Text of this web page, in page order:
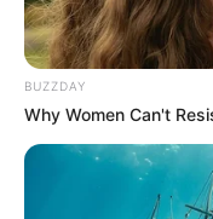
BUZZDAY
Why Women Can't